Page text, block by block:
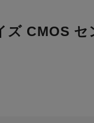
CMOS セ